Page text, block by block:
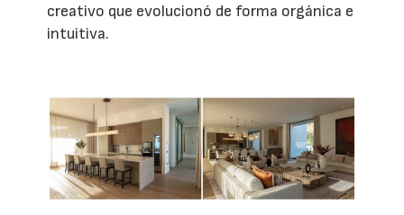
creativo que evolucionó de forma orgánica e
intuitiva.